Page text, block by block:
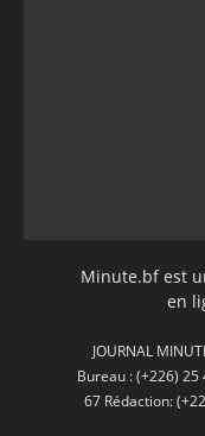
Minute.bf est
en
JOURNAL
Bureau : (+226)
67 Rédaction: